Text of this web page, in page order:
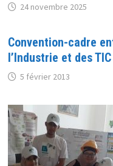
24 novembre 2025
Convention-cadre
l’Industrie et des
5 février 2013